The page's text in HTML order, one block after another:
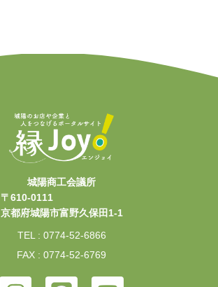
城陽商工会議所
〒610-0111
京都府城陽市富野久保田1-1
TEL : 0774-52-6866
FAX : 0774-52-6769